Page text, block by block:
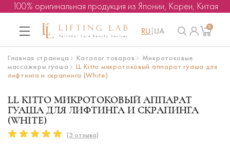
100% оригинальная продукция из Японии, Кореи, Китая
RU UA 0
Главная страница Каталог товаров
Микротоковые
массажеры гуаша
LL Kitto микротоковый аппарат гуаша для
лифтинга и скрапинга (White)
LL KITTO МИКРОТОКОВЫЙ АППАРАТ
ГУАША ДЛЯ ЛИФТИНГА И СКРАПИНГА
(WHITE)
(3 отзыва)